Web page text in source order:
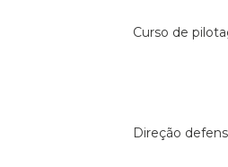
curso de
direção